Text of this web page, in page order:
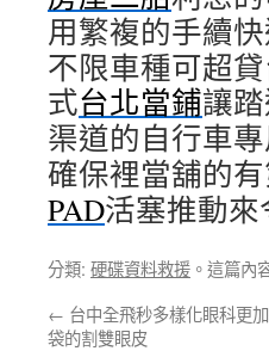
用繁複的手續
不限車種可超
式台北當鋪讓
渠道的自行車
確保裡當舖的
PAD活塞推動
分類: 硬碟資料救援 。這篇內
← 台中全飛秒多樣化眼科更
袋的割雙眼皮